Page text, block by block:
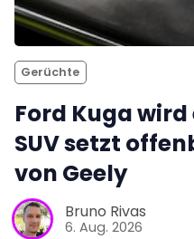
Gerüchte
Ford Kuga
SUV setzt
von Geely
Bruno Rivas
6. Aug. 2026